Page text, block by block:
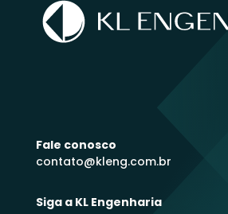
Fale conosco
contato@kleng.com.br
Siga a KL Engenharia